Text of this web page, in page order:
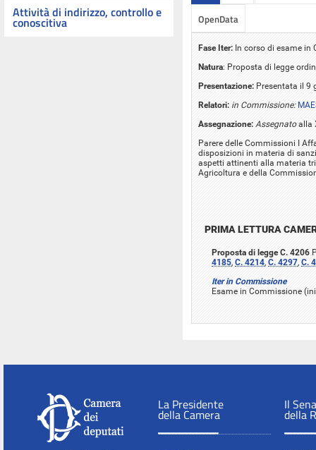
Attività di indirizzo, controllo e
conoscitiva
OpenData
Fase Iter: In corso di esame in
Natura: Proposta di legge
Presentazione: Presentata il 9
Relatori: in Commissione:
Assegnazione: Assegnatoalla
Parere delle Commissioni I
disposizioni in materia di
aspetti attinenti alla materia
Agricoltura e della
PRIMA LETTURA
Proposta di legge C. 4206
4185, C. 4214, C. 4297, C.
Iter in Commissione
Esame in Commissione
La Presidente
della Camera
Il
della